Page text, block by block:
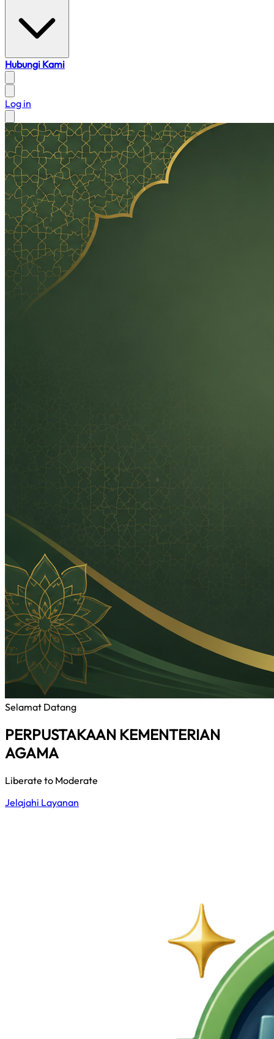
Hubungi Kami
Log in
Selamat Datang
PERPUSTAKAAN KEMENTERIAN
AGAMA
Liberate to Moderate
Jelajahi Layanan